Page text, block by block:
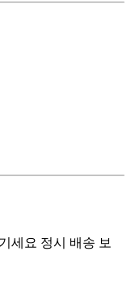
세요 정시 배송 보